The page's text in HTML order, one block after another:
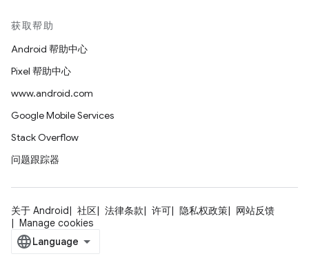
获取帮助
Android 帮助中心
Pixel 帮助中心
www.android.com
Google Mobile Services
Stack Overflow
问题跟踪器
关于 Android 社区 法律条款 许可 隐私权政策
网站反馈
Manage cookies